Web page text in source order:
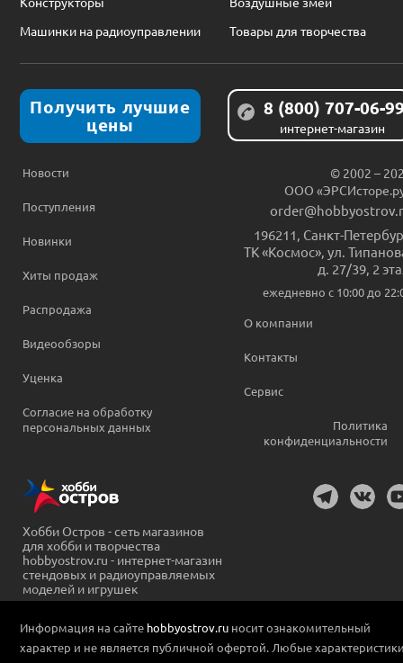
Машинки на радиоуправлении
Товары для творчества
Получить лучшие
цены
8 (800) 707-06-
интернет-магазин
Новости
Поступления
Новинки
Хиты продаж
Распродажа
Видеообзоры
Уценка
Согласие на обработку
персональных данных
© 2002 –
ООО
196211 Санкт-
ТК «Космос», ул.
д. 27/39, 2
ежедневно c 10:00 до
О компании
Контакты
Сервис
Политика
конфиденциальности
Хобби Остров - сеть магазинов
для хобби и творчества
hobbyostrov.ru - интернет-магазин
стендовых и радиоуправляемых
моделей и игрушек
Информация на сайте hobbyostrov.ru носит ознакомительный
характер и не является публичной офертой. Любые